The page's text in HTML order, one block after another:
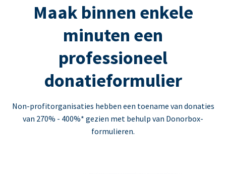
Maak binnen enkele
minuten een
professioneel
donatieformulier
Non-profitorganisaties hebben een toename van donaties
van 270% - 400%* gezien met behulp van Donorbox-
formulieren.